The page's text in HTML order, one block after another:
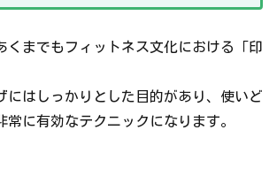
くまでもフィットネス文化における「印
にはしっかりとした目的があり、使いど
常に有効なテクニックになります。